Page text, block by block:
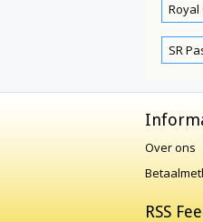
Royal
SR
Over ons
RSS